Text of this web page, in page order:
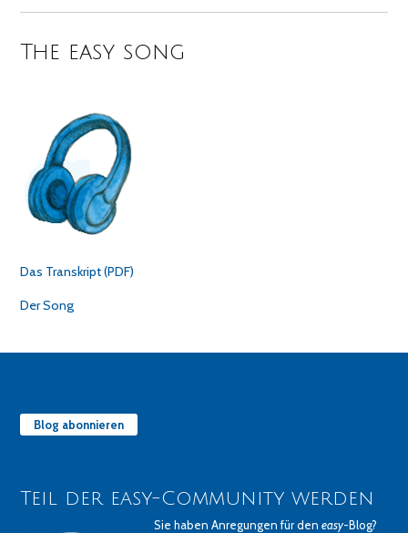
The easy song
Das Transkript (PDF)
Der Song
Blog abonnieren
Teil der easy-Community werden
Sie haben Anregungen für deneasy-Blog?